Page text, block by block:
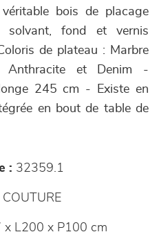
bois de placage
fond et vernis
de plateau : Marbre
Anthracite et Denim -
245 cm - Existe en
en bout de table de
: 32359.1
COUTURE
x L200 x P100 cm